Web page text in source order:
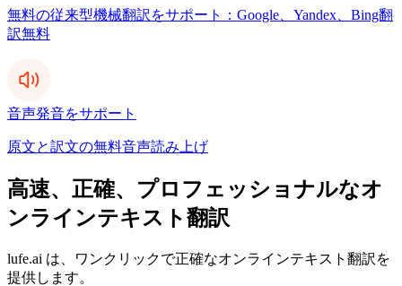
無料の従来型機械翻訳をサポート：Google、Yandex、Bing翻
訳無料
音声発音をサポート
原文と訳文の無料音声読み上げ
高速、正確、プロフェッショナルなオ
ンラインテキスト翻訳
lufe.ai は、ワンクリックで正確なオンラインテキスト翻訳を
提供します。